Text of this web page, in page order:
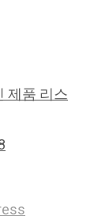
제품 리스